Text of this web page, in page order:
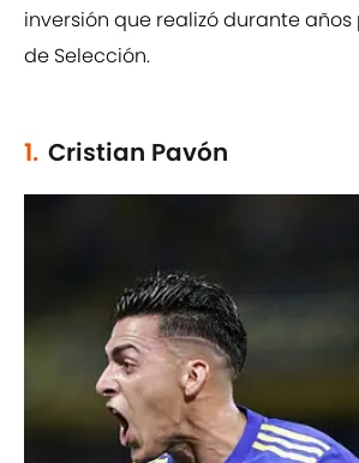
inversión que realizó durante
de Selección.
1. Cristian Pavón